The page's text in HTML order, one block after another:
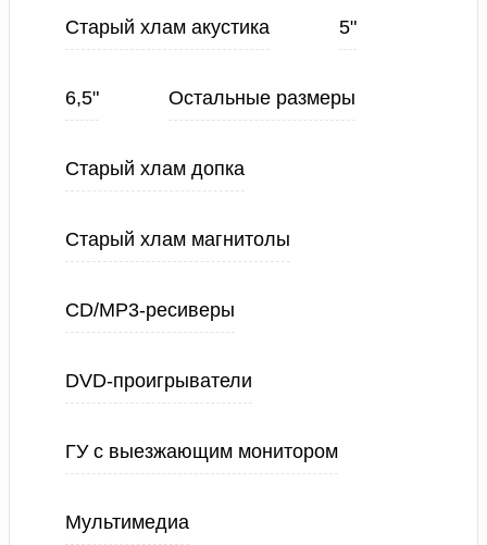
Старый хлам акустика 5"
6,5" Остальные размеры
Старый хлам допка
Старый хлам магнитолы
CD/MP3-ресиверы
DVD-проигрыватели
ГУ с выезжающим монитором
Мультимедиа